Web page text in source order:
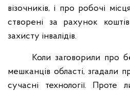
візочників, і про робочі
створені за рахунок коштів
захисту інвалідів.
Коли заговорили про
мешканців області, згадали
сучасні технології.